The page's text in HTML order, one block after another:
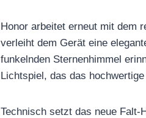
Honor arbeitet erneut mit dem
verleiht dem Gerät eine
funkelnden Sternenhimmel
Lichtspiel, das das
Technisch setzt das neue Falt-